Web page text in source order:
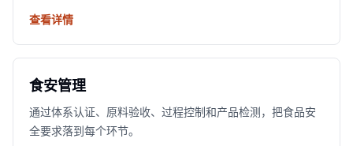
查看详情
食安管理
通过体系认证、原料验收、过程控制和产品检测，把食品安
全要求落到每个环节。